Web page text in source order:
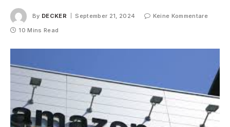
By DECKER September 21, 2024
Keine Kommentare
10 Mins Read